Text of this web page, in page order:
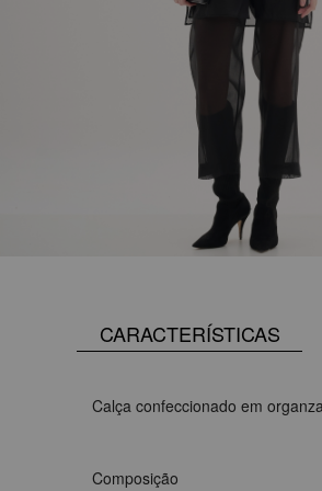
CARACTERÍSTICAS
Calça confeccionado em
Composição